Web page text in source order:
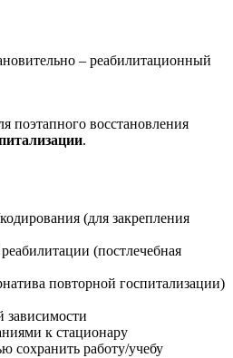
– реабилитационный
поэтапного восстановления
.
(для закрепления
(постлечебная
повторной госпитализации)
зависимости
к стационару
сохранить работу/учебу